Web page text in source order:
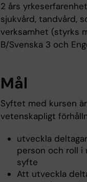
2 års
sjukvård, tandvård,
verksamhet (styrks
B/Svenska 3 och
Mål
Syftet med kursen
vetenskapligt
utveckla
person och roll i
syfte
Att utveckla